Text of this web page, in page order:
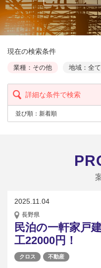
現在の検索条件
業種：その他 地域：全て
詳細な条件で検索
並び順： 新着順
2025.11.04
長野県
民泊の一軒家戸
工22000円！
クロス 不動産